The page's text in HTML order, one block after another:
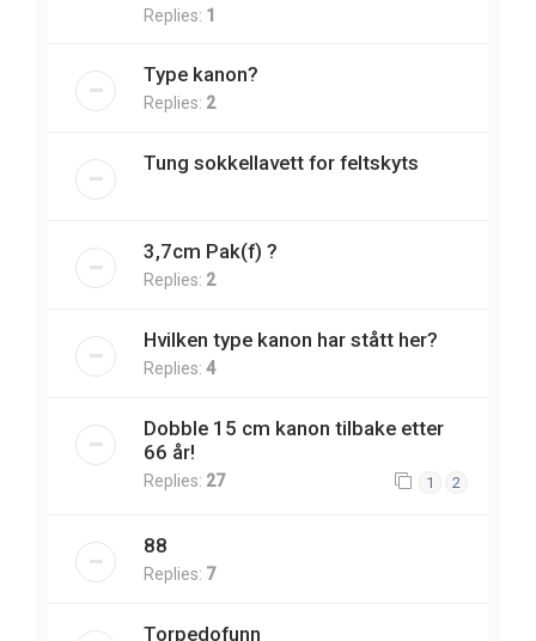
Replies: 1
Type kanon?
Replies: 2
Tung sokkellavett for feltskyts
3,7cm Pak(f) ?
Replies: 2
Hvilken type kanon har stått her?
Replies: 4
Dobble 15 cm kanon tilbake etter
66 år!
Replies: 27 1 2
88
Replies: 7
Torpedofunn